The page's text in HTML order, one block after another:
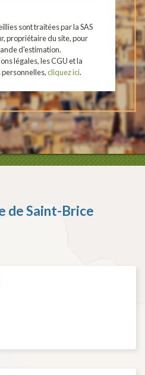
sont traitées par la SAS
propriétaire du site, pour
d'estimation.
légales, les CGU et la
cliquez ici.
deSaint-Brice